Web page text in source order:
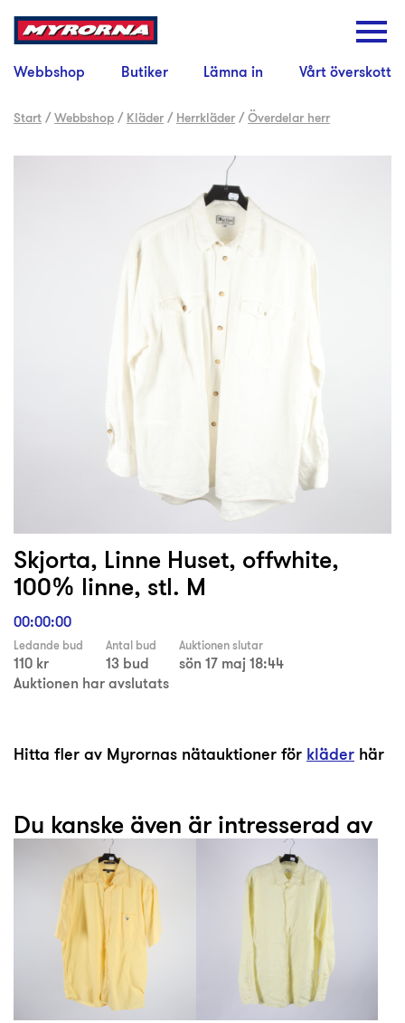
Webbshop Butiker Lämna in Vårt överskott
Start /Webbshop / Kläder / Herrkläder /Överdelar herr
Skjorta, Linne Huset, offwhite,
100% linne, stl. M
00:00:00
Ledande bud
110 kr
Antal bud
13 bud
Auktionen slutar
sön 17 maj 18:44
Auktionen har avslutats
Hitta fler av Myrornas nätauktioner för kläder här
Du kanske även är intresserad av